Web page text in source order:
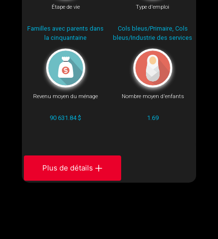
Étape de vie
Familles avec parents dans
la cinquantaine
Type d'emploi
Cols bleus/Primaire, Cols
bleus/Industrie des services
Revenu moyen du ménage
90 631.84 $
Nombre moyen d'enfants
1.69
Plus de détails